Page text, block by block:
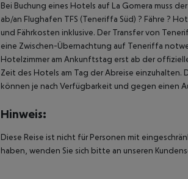
Bei Buchung eines Hotels auf La Gomera muss
ab/an Flughafen TFS (Teneriffa Süd) ? Fähre ?
und Fährkosten inklusive. Der Transfer von
eine Zwischen-Übernachtung auf Teneriffa
Hotelzimmer am Ankunftstag erst ab der
Zeit des Hotels am Tag der Abreise einzuhalten.
können je nach Verfügbarkeit und gegen einen
Hinweis:
Diese Reise ist nicht für Personen mit
haben, wenden Sie sich bitte an unseren